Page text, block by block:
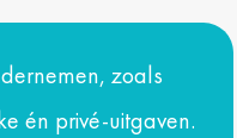
zoals
én privé-uitgaven.